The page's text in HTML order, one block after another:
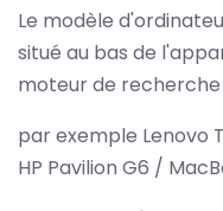
Le modèle
situé au bas de
moteur de recherche
par exemple Lenovo
HP Pavilion G6 /